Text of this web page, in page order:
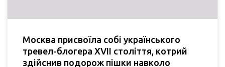
Москва присвоїла собі українського
тревел-блогера XVII століття, котрий
здійснив подорож пішки навколо